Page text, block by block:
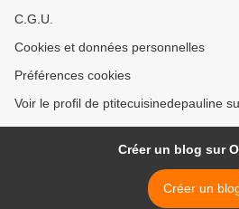
C.G.U.
Cookies et données personnelles
Préférences cookies
Voir le profil de ptitecuisinedepauline
Créer un blog sur
Créer un